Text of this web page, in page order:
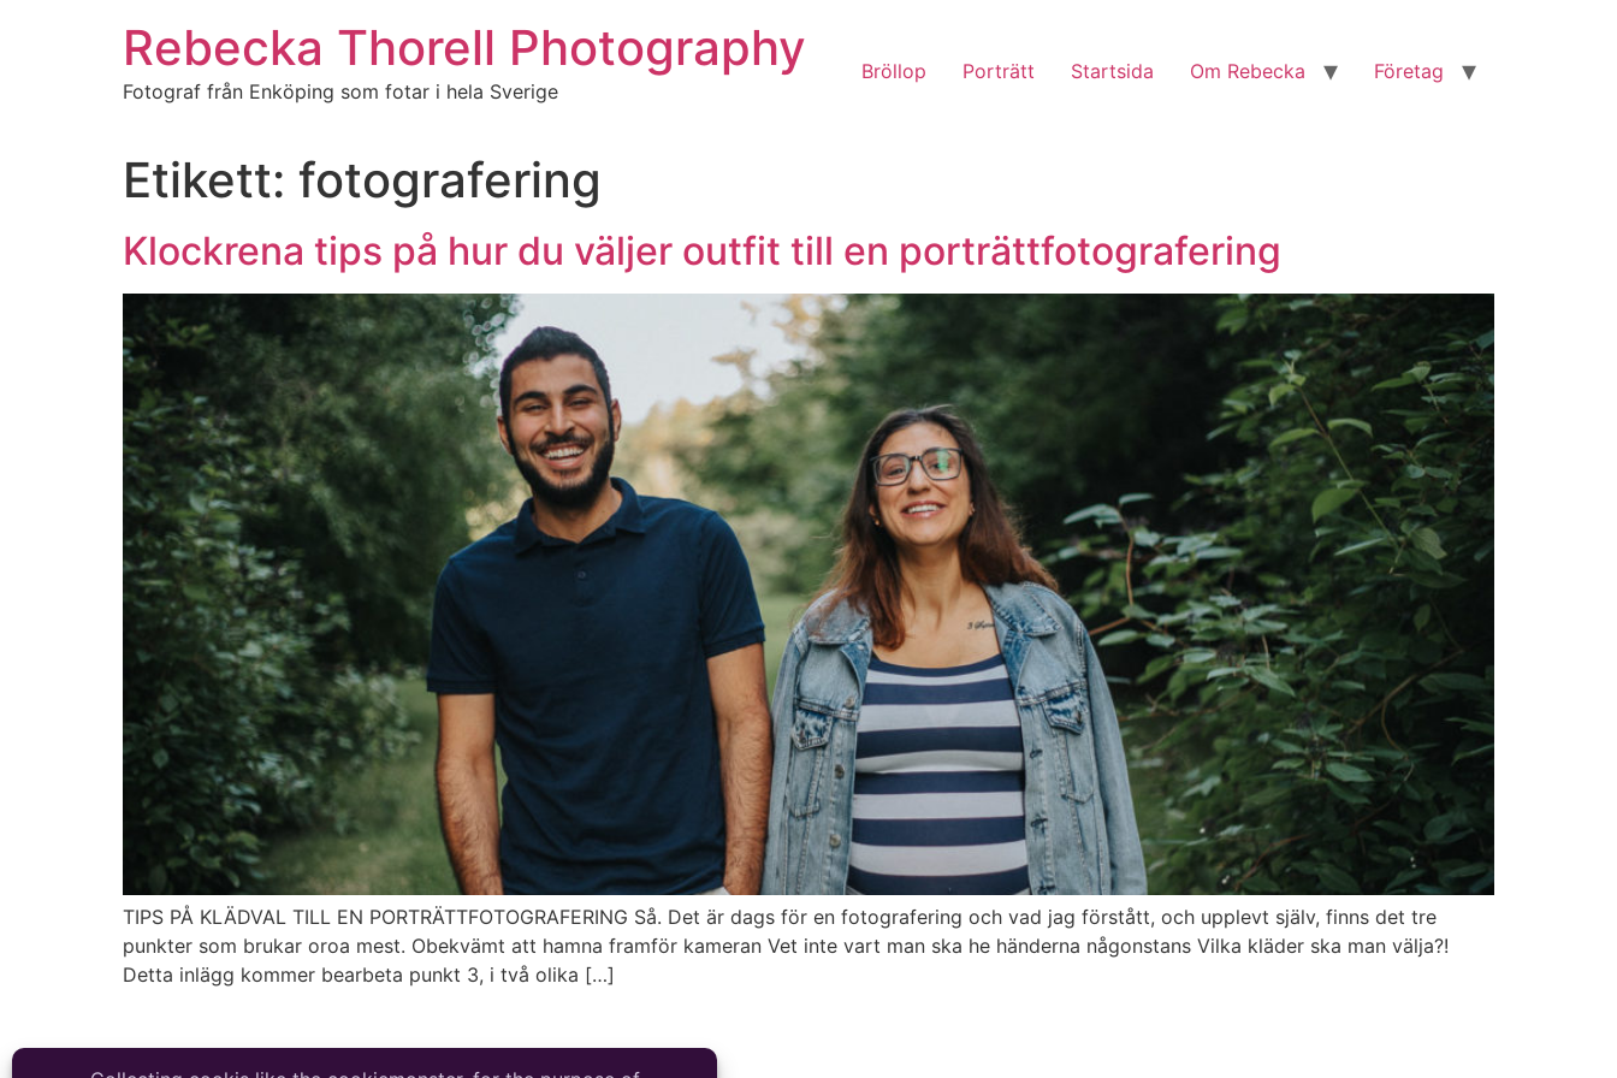
Rebecka Thorell Photography
Fotograf från Enköping som fotar i hela Sverige
Bröllop Porträtt Startsida Om Rebecka Företag
Etikett: fotografering
Klockrena tips på hur du väljer outfit till en porträttfotografering
TIPS PÅ KLÄDVAL TILL EN PORTRÄTTFOTOGRAFERING Så. Det är dags för en fotografering och vad jag förstått, och upplevt själv, finns det tre
punkter som brukar oroa mest. Obekvämt att hamna framför kameran Vet inte vart man ska he händerna någonstans Vilka kläder ska man välja?!
Detta inlägg kommer bearbeta punkt 3, i två olika […]